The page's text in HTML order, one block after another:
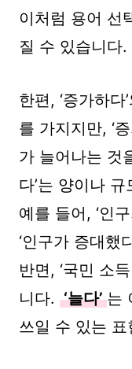
이처럼 용어 선
질 수 있습니다.
한편, ‘증가하다
를 가지지만, ‘
가 늘어나는 것
다’는 양이나
예를 들어, ‘인
‘인구가 증대했
반면, ‘국민 소
니다. ‘늘다’ 는
쓰일 수 있는 표